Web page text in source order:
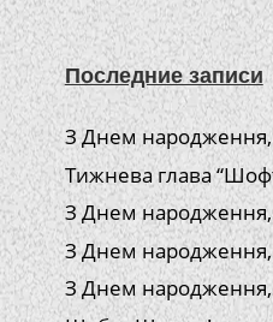
Последние записи
З Днем народження,
Тижнева глава
З Днем
З Днем
З Днем